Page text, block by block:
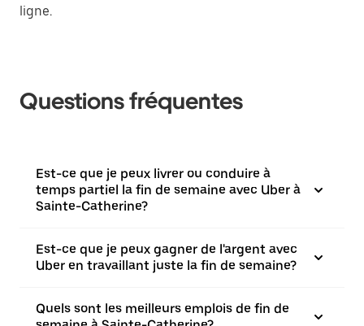
ligne.
Questions fréquentes
Est-ce que je peux livrer ou conduire à
temps partiel la fin de semaine avec Uber à
Sainte-Catherine?
Est-ce que je peux gagner de l'argent avec
Uber en travaillant juste la fin de semaine?
Quels sont les meilleurs emplois de fin de